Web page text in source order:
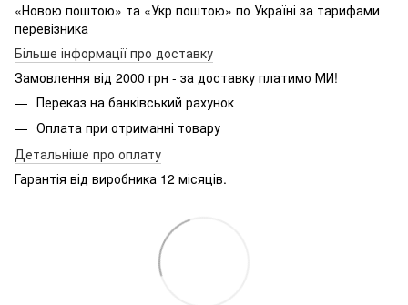
«Новою поштою» та «Укр поштою» по Україні за тарифами
перевізника
Більше інформації про доставку
Замовлення від 2000 грн - за доставку платимо МИ!
Переказ на банківський рахунок
Оплата при отриманні товару
Детальніше про оплату
Гарантія від виробника 12 місяців.